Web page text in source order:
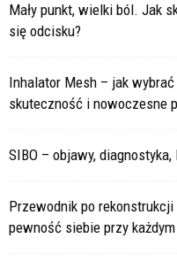
Mały punkt, wielki ból. Jak
się odcisku?
Inhalator Mesh – jak
skuteczność i nowoczesne
SIBO – objawy,
Przewodnik po
pewność siebie przy